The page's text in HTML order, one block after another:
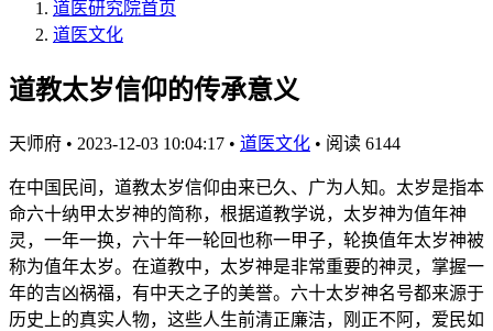
道医研究院首页
道医文化
道教太岁信仰的传承意义
天师府 • 2023-12-03 10:04:17 • 道医文化 • 阅读 6144
在中国民间，道教太岁信仰由来已久、广为人知。太岁是指本
命六十纳甲太岁神的简称，根据道教学说，太岁神为值年神
灵，一年一换，六十年一轮回也称一甲子，轮换值年太岁神被
称为值年太岁。在道教中，太岁神是非常重要的神灵，掌握一
年的吉凶祸福，有中天之子的美誉。六十太岁神名号都来源于
历史上的真实人物，这些人生前清正廉洁，刚正不阿，爱民如